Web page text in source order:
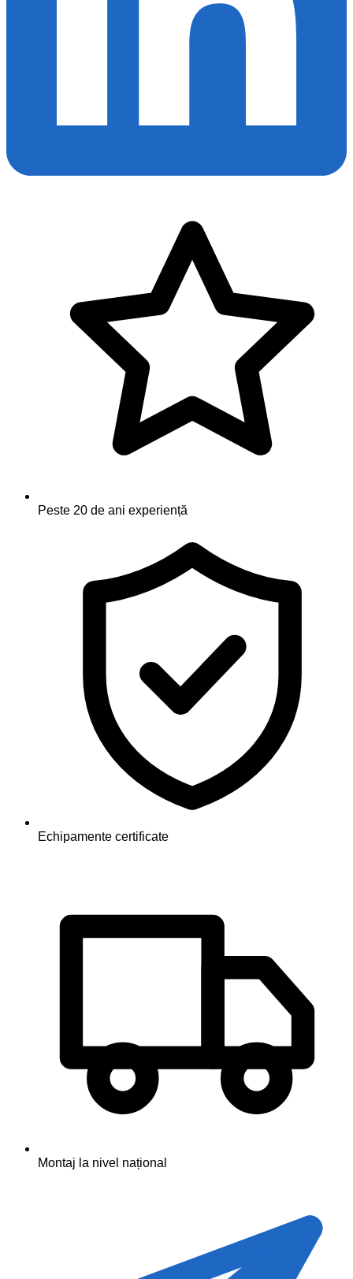
Peste 20 de ani experiență
Echipamente certificate
Montaj la nivel național